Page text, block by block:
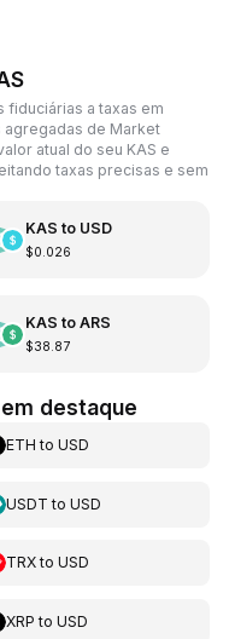
fiduciárias a taxas em
de Market
atual do seu KAS e
taxas precisas e sem
KAS to USD
$0.026
KAS to ARS
$38.87
destaque
ETH toUSD
USDT toUSD
TRXtoUSD
XRP toUSD